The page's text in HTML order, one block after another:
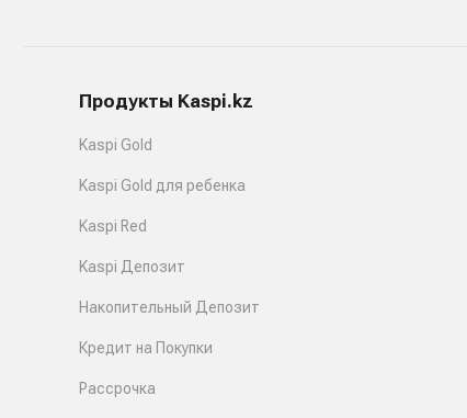
Продукты Kaspi.kz
Kaspi Gold
Kaspi Gold для ребенка
Kaspi Red
Kaspi Депозит
Накопительный Депозит
Кредит на Покупки
Рассрочка